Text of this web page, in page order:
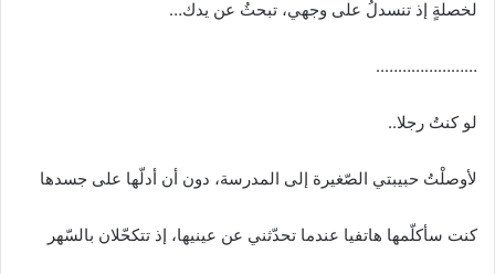
لخصلةٍ إذ تنسدلُ على وجهي، تبحثُ عن يدك…
…………………..
لو كنتُ رجلا..
لأوصلْتُ حبيبتي الصّغيرة إلى المدرسة، دون أن أدلّها على جسدها
كنت سأكلّمها هاتفيا عندما تحدّثني عن عينيها، إذ تتكحّلان بالسّهر